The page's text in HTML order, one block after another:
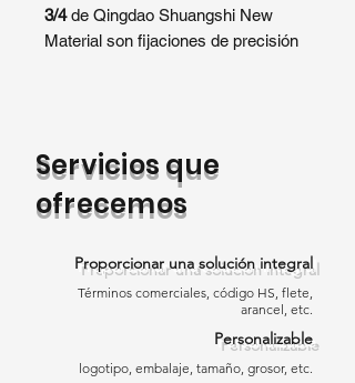
3/4de Qingdao Shuangshi New
Material son fijaciones de precisión
ofrecemos clavos de alta calidad y
resistentes a la corrosión
compatibles con pistolas de clavos
para asegurar tejas, fieltro para
techos y membranas de soporte.
bobina de 1 3/4 son ideales para
proyectos de techado residenciales,
Servicios que
ofrecemos
Proporcionar una solución integral
Términos comerciales, código HS, flete,
arancel, etc.
Personalizable
logotipo, embalaje, tamaño, grosor, etc.